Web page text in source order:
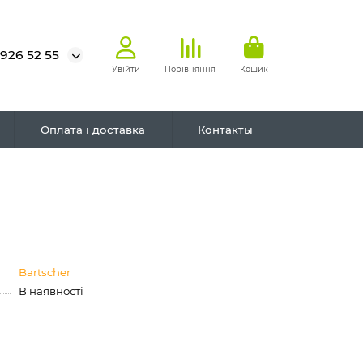
52 55
Увійти Порівняння Кошик
Оплата і доставка Контакты
Bartscher
В наявності